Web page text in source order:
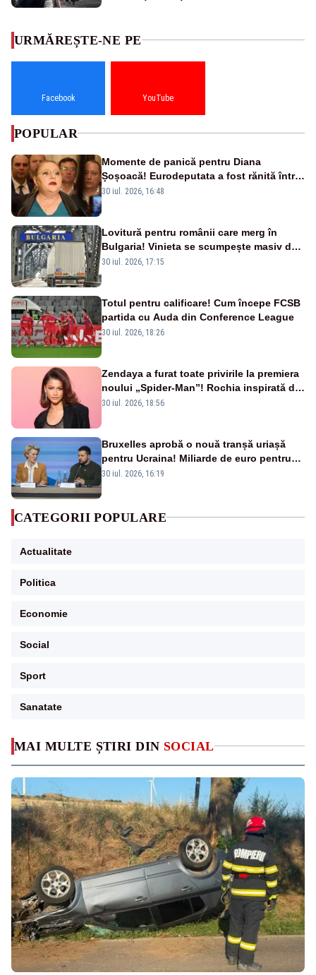
MAI MULTE ȘTIRI DIN SOCIAL
URMĂREȘTE-NE PE
Facebook YouTube
POPULAR
Momente de panică pentru Diana
Șoșoacă! Eurodeputata a fost rănită într-
un accident rutier
30 iul. 2026, 16:48
Lovitură pentru românii care merg în
Bulgaria! Vinieta se scumpește masiv de
la 1 august
30 iul. 2026, 17:15
Totul pentru calificare! Cum începe FCSB
partida cu Auda din Conference League
30 iul. 2026, 18:26
Zendaya a furat toate privirile la premiera
noului „Spider-Man”! Rochia inspirată de
pânza de păianjen a făcut senzație
30 iul. 2026, 18:56
Bruxelles aprobă o nouă tranșă uriașă
pentru Ucraina! Miliarde de euro pentru
armament și apărare
30 iul. 2026, 16:19
CATEGORII POPULARE
Actualitate
Politica
Economie
Social
Sport
Sanatate